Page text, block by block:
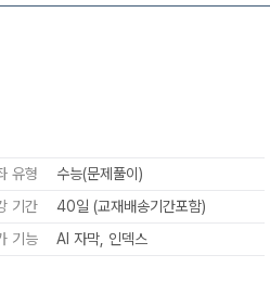
유형
수능(문제풀이)
기간
40일 (교재배송기간포함)
기능
AI 자막 인덱스